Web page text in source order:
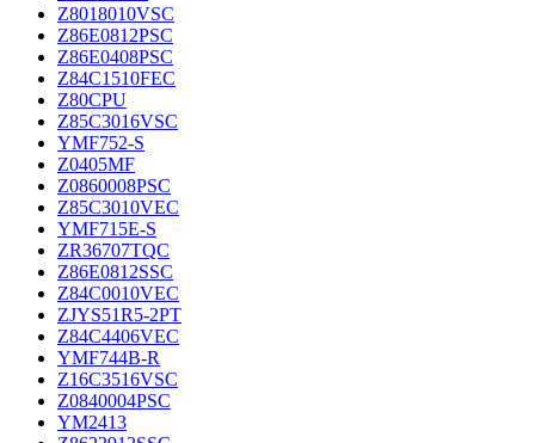
Z8018010VSC
Z86E0812PSC
Z86E0408PSC
Z84C1510FEC
Z80CPU
Z85C3016VSC
YMF752-S
Z0405MF
Z0860008PSC
Z85C3010VEC
YMF715E-S
ZR36707TQC
Z86E0812SSC
Z84C0010VEC
ZJYS51R5-2PT
Z84C4406VEC
YMF744B-R
Z16C3516VSC
Z0840004PSC
YM2413